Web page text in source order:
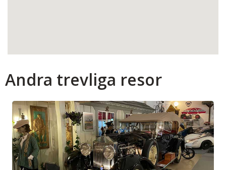
Andra trevliga resor